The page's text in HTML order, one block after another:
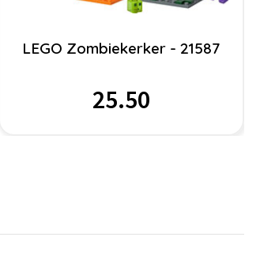
LEGO Zombiekerker - 21587
25.50